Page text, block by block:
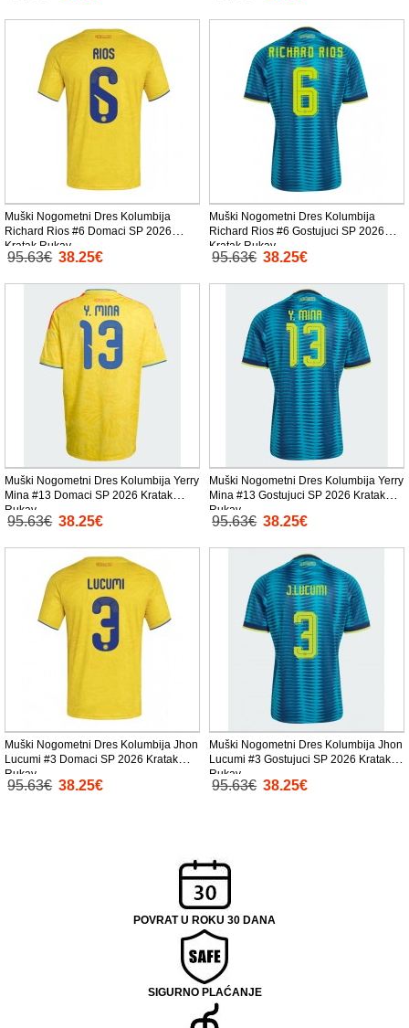
Muški Nogometni Dres Kolumbija
Richard Rios #6 Domaci SP 2026
Kratak Rukav
95.63€ 38.25€
Muški Nogometni Dres Kolumbija
Richard Rios #6 Gostujuci SP 2026
Kratak Rukav
95.63€ 38.25€
Muški Nogometni Dres Kolumbija Yerry
Mina #13 Domaci SP 2026 Kratak
Rukav
95.63€ 38.25€
Muški Nogometni Dres Kolumbija Yerry
Mina #13 Gostujuci SP 2026 Kratak
Rukav
95.63€ 38.25€
Muški Nogometni Dres Kolumbija Jhon
Lucumi #3 Domaci SP 2026 Kratak
Rukav
95.63€ 38.25€
Muški Nogometni Dres Kolumbija Jhon
Lucumi #3 Gostujuci SP 2026 Kratak
Rukav
95.63€ 38.25€
POVRAT U ROKU 30 DANA
SIGURNO PLAĆANJE